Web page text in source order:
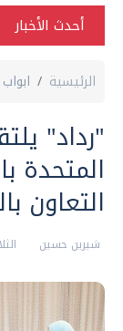
أحدث الأخبار
الرئيسية
"رداد"
المتحدة
التعاون
شيرين حسين الثلاثاء،